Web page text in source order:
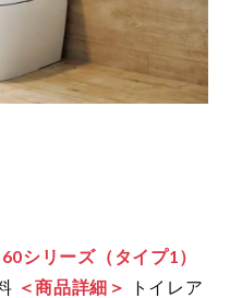
シリーズ（タイプ1）
＜商品詳細＞
トイレア